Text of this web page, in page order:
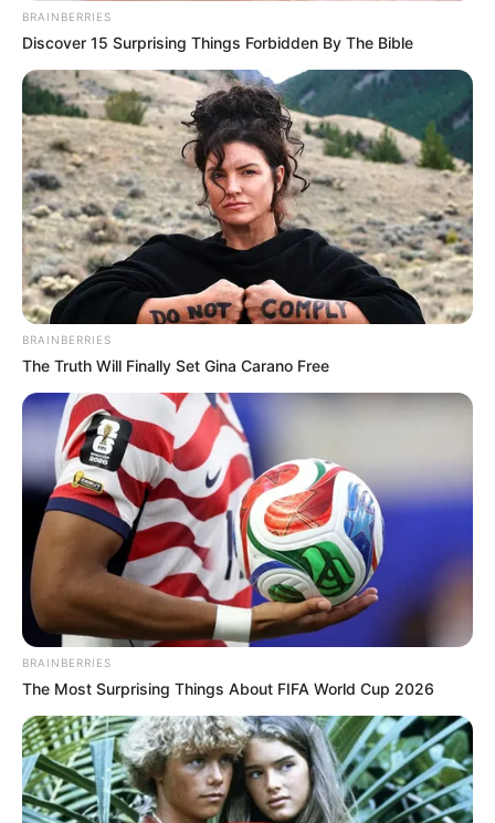
Συνέντευξη Alexander Dugin
σχολιάζοντας τον λόγο
Πούτιν: Είναι η έναρξη της
Νικηφόρας...
ΕΠΕΙΓΟΝ: Στην απόφαση
ΑΠΑΓΟΡΕΥΣΗΣ rapid test από
τον Ε.Ο.Φ αναγράφεται
καθαρά ότι...
Email address:
Όλα τα κείμενα και οι εικόνες είναι πνευματική ιδιοκτησία του
ΝΙΚΟΛΑΟΣ ΑΝΑΞΙΜΑΝΔΡΟΣ. Aπαγορεύεται η αναπαραγωγή, η
αναδημοσίευση και η τροποποίησή τους χωρίς προηγούμενη
γραπτή άδεια του δημιουργού τους. Με επιφύλαξη κάθε νόμιμου
BRAINBERRIES
Discover 15 Surprising Things Forbidden By The Bible
BRAINBERRIES
The Truth Will Finally Set Gina Carano Free
BRAINBERRIES
The Most Surprising Things About FIFA World Cup 2026